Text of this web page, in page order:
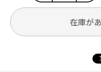
在庫が